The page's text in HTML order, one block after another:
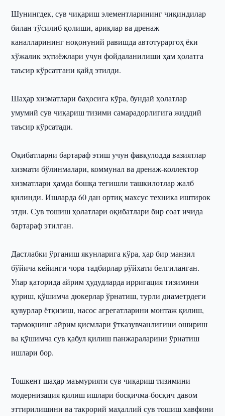
Шунингдек, сув чиқариш элементларининг чиқиндилар
билан тўсилиб қолиши, ариқлар ва дренаж
каналларининг ноқонуний равишда автотураргоҳ ёки
хўжалик эҳтиёжлари учун фойдаланилиши ҳам ҳолатга
таъсир кўрсатгани қайд этилди.
Шаҳар хизматлари баҳосига кўра, бундай ҳолатлар
умумий сув чиқариш тизими самарадорлигига жиддий
таъсир кўрсатади.
Оқибатларни бартараф этиш учун фавқулодда вазиятлар
хизмати бўлинмалари, коммунал ва дренаж-коллектор
хизматлари ҳамда бошқа тегишли ташкилотлар жалб
қилинди. Ишларда 60 дан ортиқ махсус техника иштирок
этди. Сув тошиш ҳолатлари оқибатлари бир соат ичида
бартараф этилган.
Дастлабки ўрганиш якунларига кўра, ҳар бир манзил
бўйича кейинги чора-тадбирлар рўйхати белгиланган.
Улар қаторида айрим ҳудудларда ирригация тизимини
қуриш, қўшимча дюкерлар ўрнатиш, турли диаметрдеги
қувурлар ётқизиш, насос агрегатларини монтаж қилиш,
тармоқнинг айрим қисмлари ўтказувчанлигини ошириш
ва қўшимча сув қабул қилиш панжараларини ўрнатиш
ишлари бор.
Тошкент шаҳар маъмурияти сув чиқариш тизимини
модернизация қилиш ишлари босқичма-босқич давом
эттирилишини ва такрорий маҳаллий сув тошиш хавфини